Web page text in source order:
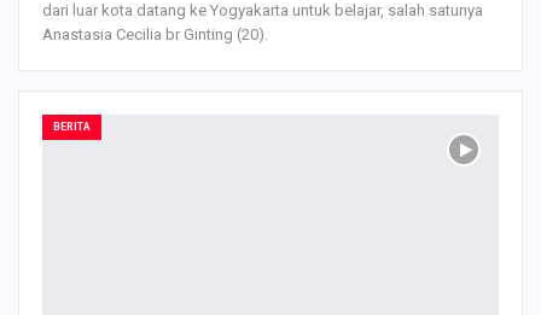
dari luar kota datang ke Yogyakarta untuk belajar, salah satunya
Anastasia Cecilia br Ginting (20).
BERITA